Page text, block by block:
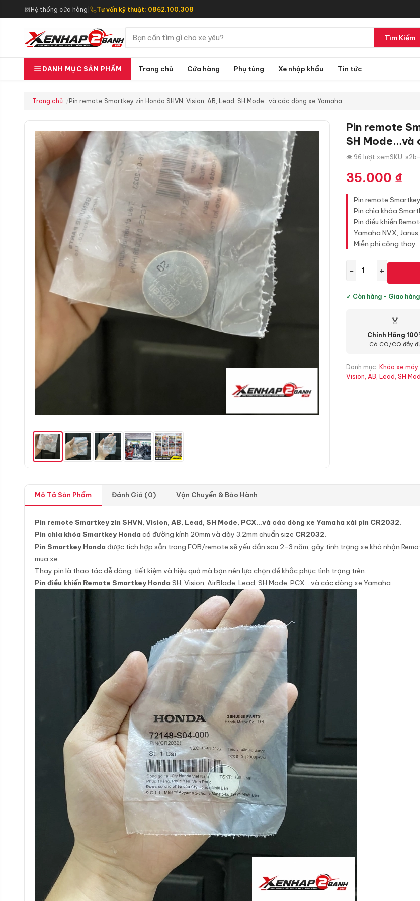
Hệ thống cửa hàng Tư vấn kỹ thuật: 0862.100.308
Tìm Kiếm
DANH MỤC SẢN PHẨM Trang chủ Cửa hàng Phụ tùng Xe nhập khẩu Tin tức
Trang chủ Pin remote Smartkey zin Honda SHVN, Vision, AB, Lead, SH Mode…và các dòng xe Yamaha
Pin remote
SH Mode…và
👁 96 lượt xemSKU:
35.000 ₫
Pin remote
Pin chìa khóa
Pin điều khiển
Yamaha NVX,
Miễn phí công thay.
− +
✓ Còn hàng - Giao
🏅
Chính Hãng
Có CO/CQ đầy
Danh mục: Khóa xe máy,
Vision, AB, Lead, SH
Mô Tả Sản Phẩm Đánh Giá (0) Vận Chuyển & Bảo Hành
Pin remote Smartkey zin SHVN, Vision, AB, Lead, SH Mode, PCX…và các dòng xe Yamaha xài pin CR2032.
Pin chìa khóa Smartkey Honda có đường kính 20mm và dày 3.2mm chuẩn size CR2032.
Pin Smartkey Honda được tích hợp sẵn trong FOB/remote sẽ yếu dần sau 2-3 năm, gây tình trạng xe khó nhận
mua xe.
Thay pin là thao tác dễ dàng, tiết kiệm và hiệu quả mà bạn nên lựa chọn để khắc phục tình trạng trên.
Pin điều khiển Remote Smartkey Honda SH, Vision, AirBlade, Lead, SH Mode, PCX… và các dòng xe Yamaha